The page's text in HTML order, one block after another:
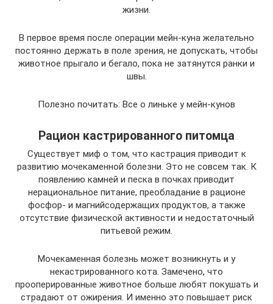
жизни.
В первое время после операции мейн-куна желательно
постоянно держать в поле зрения, не допускать, чтобы
животное прыгало и бегало, пока не затянутся ранки и
швы.
Полезно почитать: Все о линьке у мейн-кунов
Рацион кастрированного питомца
Существует миф о том, что кастрация приводит к
развитию мочекаменной болезни. Это не совсем так. К
появлению камней и песка в почках приводит
нерациональное питание, преобладание в рационе
фосфор- и магнийсодержащих продуктов, а также
отсутствие физической активности и недостаточный
питьевой режим.
Мочекаменная болезнь может возникнуть и у
некастрированного кота. Замечено, что
прооперированные животное больше любят покушать и
страдают от ожирения. И именно это повышает риск